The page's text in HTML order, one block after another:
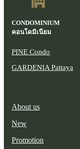
CONDOMINIUM
คอนโดมิเนียม
PINE Condo
GARDENIA Pattaya
About us
New
Promotion